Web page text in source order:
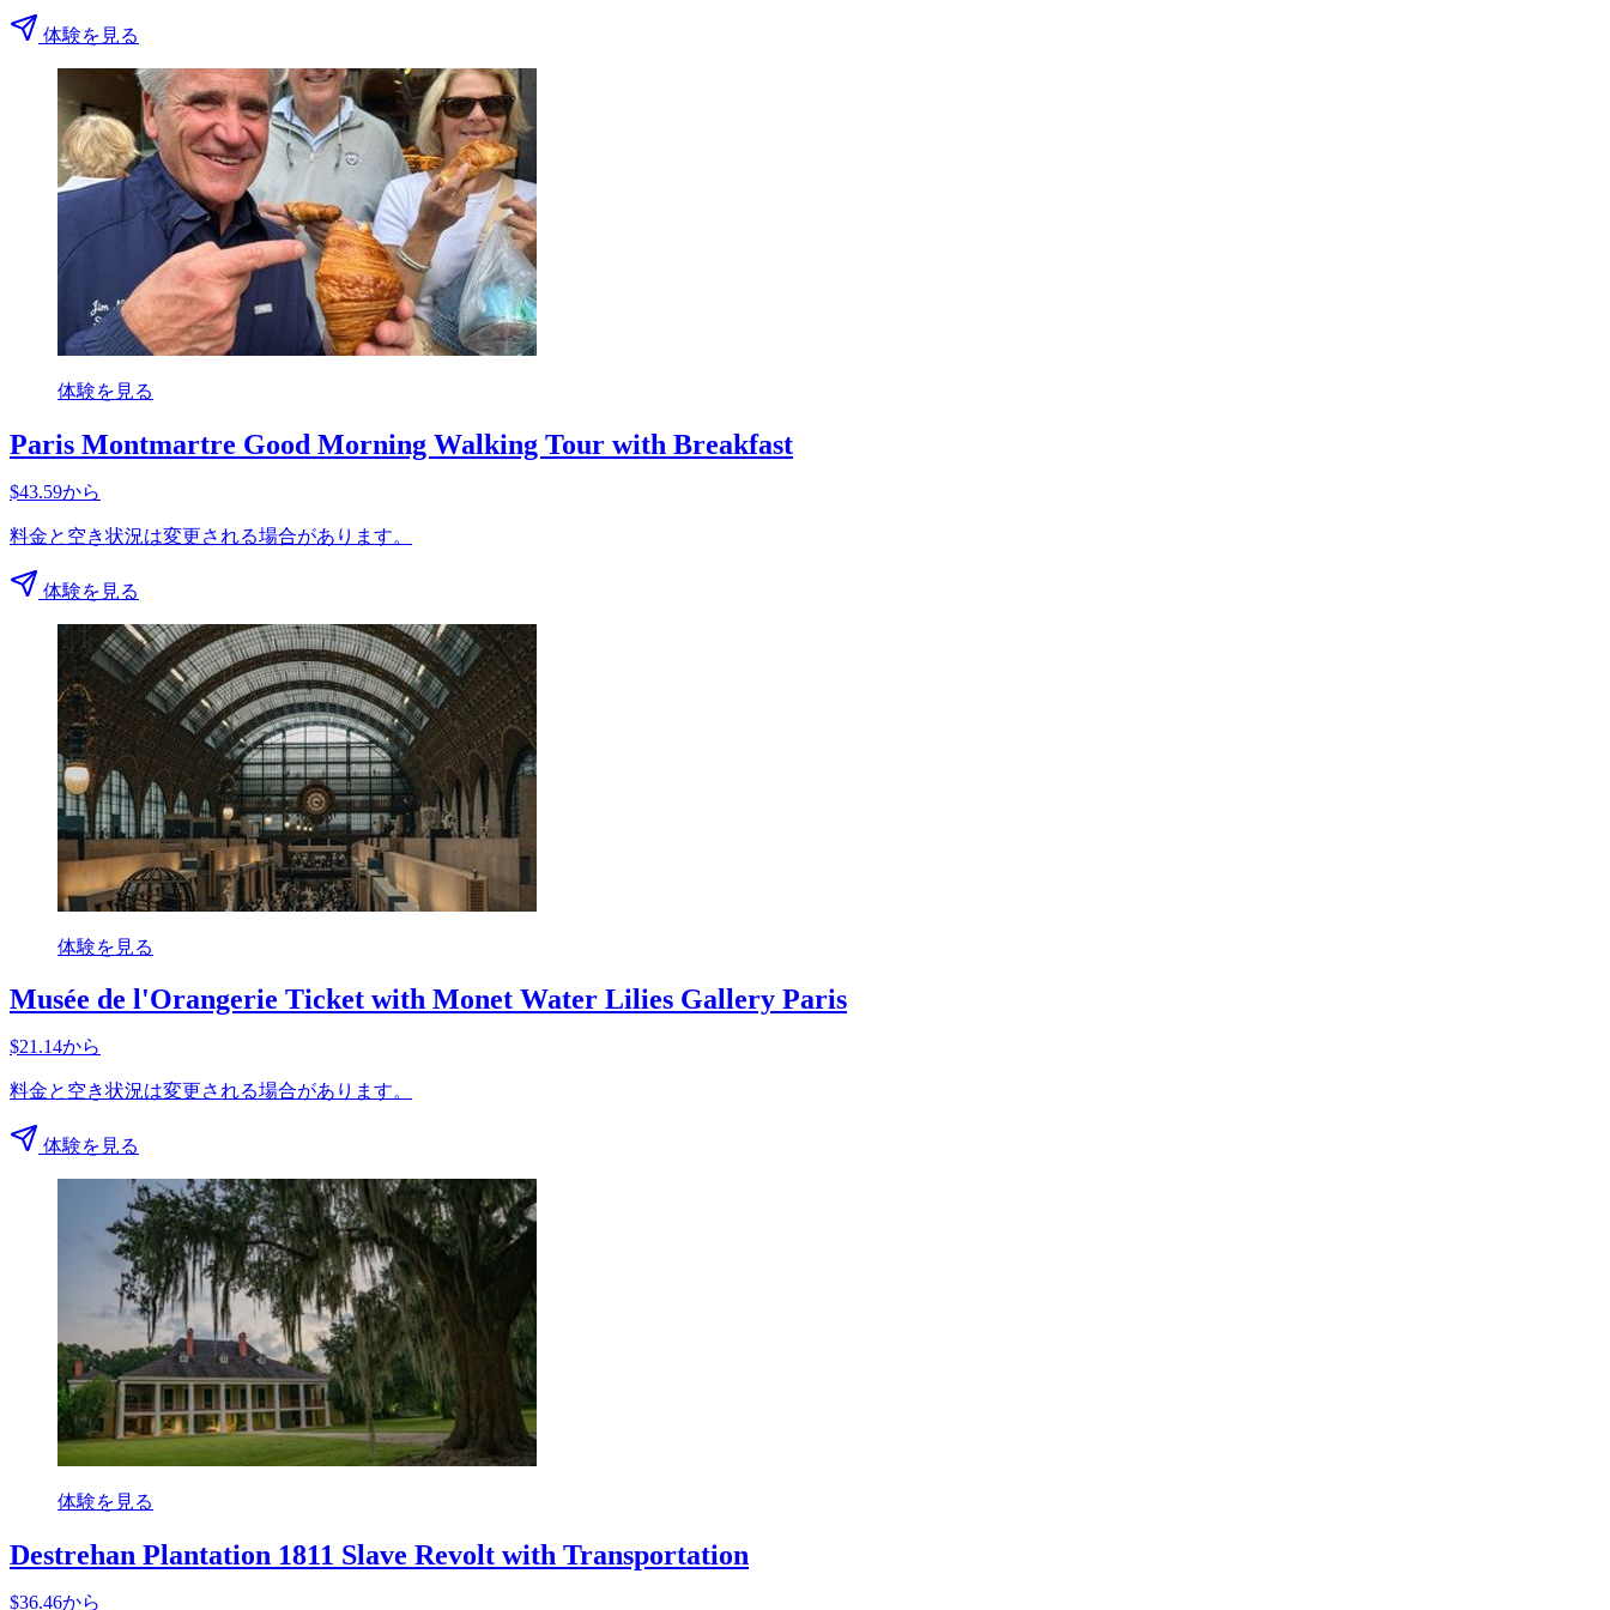
体験を見る
体験を見る
Paris Montmartre Good Morning Walking Tour with Breakfast
$43.59から
料金と空き状況は変更される場合があります。
体験を見る
体験を見る
Musée de l'Orangerie Ticket with Monet Water Lilies Gallery Paris
$21.14から
料金と空き状況は変更される場合があります。
体験を見る
体験を見る
Destrehan Plantation 1811 Slave Revolt with Transportation
$36.46から